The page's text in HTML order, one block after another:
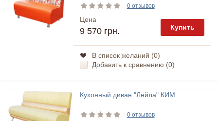
0 отзывов
Цена
9 570 грн. Купить
В список желаний (0)
Добавить к сравнению (0)
Кухонный диван "Лейла" КИМ
0 отзывов